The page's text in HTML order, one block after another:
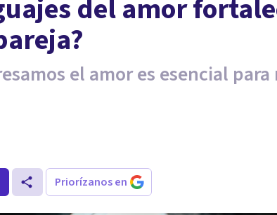
del amor
el amor es esencial para
Priorízanos en